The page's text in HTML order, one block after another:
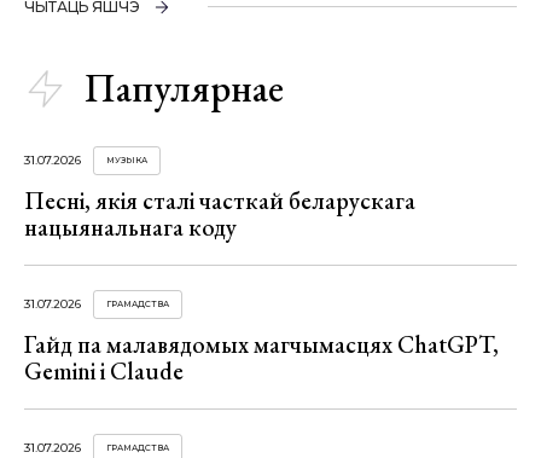
ЧЫТАЦЬ ЯШЧЭ
Папулярнае
31.07.2026 МУЗЫКА
Песні, якія сталі часткай беларускага
нацыянальнага коду
31.07.2026 ГРАМАДСТВА
Гайд па малавядомых магчымасцях ChatGPT,
Gemini і Claude
31.07.2026 ГРАМАДСТВА